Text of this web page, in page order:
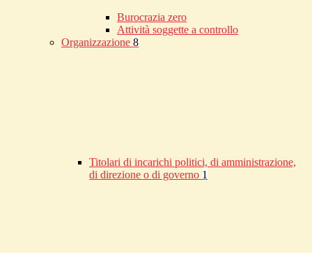
Burocrazia zero
Attività soggette a controllo
Organizzazione 8
Titolari di incarichi politici, di amministrazione,
di direzione o di governo 1